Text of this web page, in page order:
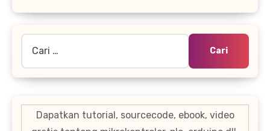
untuk:
Dapatkan tutorial, sourcecode, ebook, video